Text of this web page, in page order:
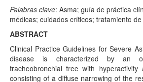
Palabras clave: Asma; guía de práctica
médicas; cuidados críticos; tratamiento
ABSTRACT
Clinical Practice Guidelines for Severe
disease is characterized by an
tracheobronchial tree with hyperactivity
consisting of a diffuse narrowing of the